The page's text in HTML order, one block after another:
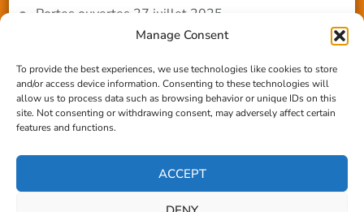
Manage Consent
To provide the best experiences, we use technologies like cookies to store
and/or access device information. Consenting to these technologies will
allow us to process data such as browsing behavior or unique IDs on this
site. Not consenting or withdrawing consent, may adversely affect certain
features and functions.
ACCEPT
Portes ouvertes 27 juillet 2025
Reportage TV Com
Construction en terre-paille
Chantier Participatif Terre Paille 6/7/24